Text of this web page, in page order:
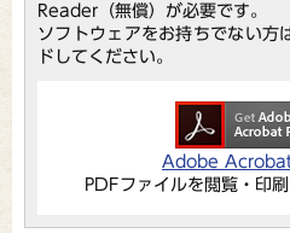
Reader（無償）が必要です。
ソフトウェアをお持ちでない方
ドしてください。
Adobe
PDFファイルを閲覧・印